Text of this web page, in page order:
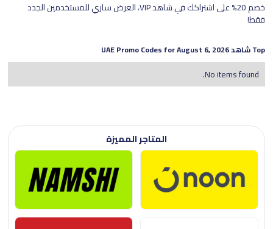
خصم 20% على اشتراكك في شاهد VIP، العرض ساري للمستخدمين الجدد
فقط!
TopشاهدUAE Promo Codes for
August 6, 2026
No items found.
المتاجر المميزة